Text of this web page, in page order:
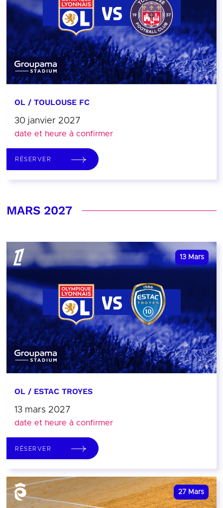
OL / TOULOUSE FC
30 janvier 2027
date et heure à confirmer
RÉSERVER
MARS 2027
13 Mars
OL / ESTAC TROYES
13 mars 2027
date et heure à confirmer
RÉSERVER
27 Mars